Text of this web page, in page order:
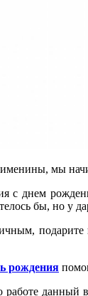
мы
с днем
бы, но у
рождения
работе